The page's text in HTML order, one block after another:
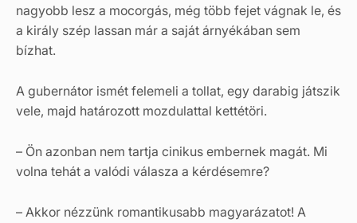
nagyobb lesz a mocorgás, még több fejet vágnak le, és
a király szép lassan már a saját árnyékában sem
bízhat.
A gubernátor ismét felemeli a tollat, egy darabig játszik
vele, majd határozott mozdulattal kettétöri.
– Ön azonban nem tartja cinikus embernek magát. Mi
volna tehát a valódi válasza a kérdésemre?
– Akkor nézzünk romantikusabb magyarázatot! A